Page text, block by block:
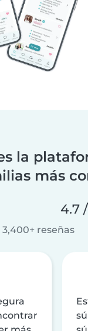
la
más
4.7
3,400+ reseñas